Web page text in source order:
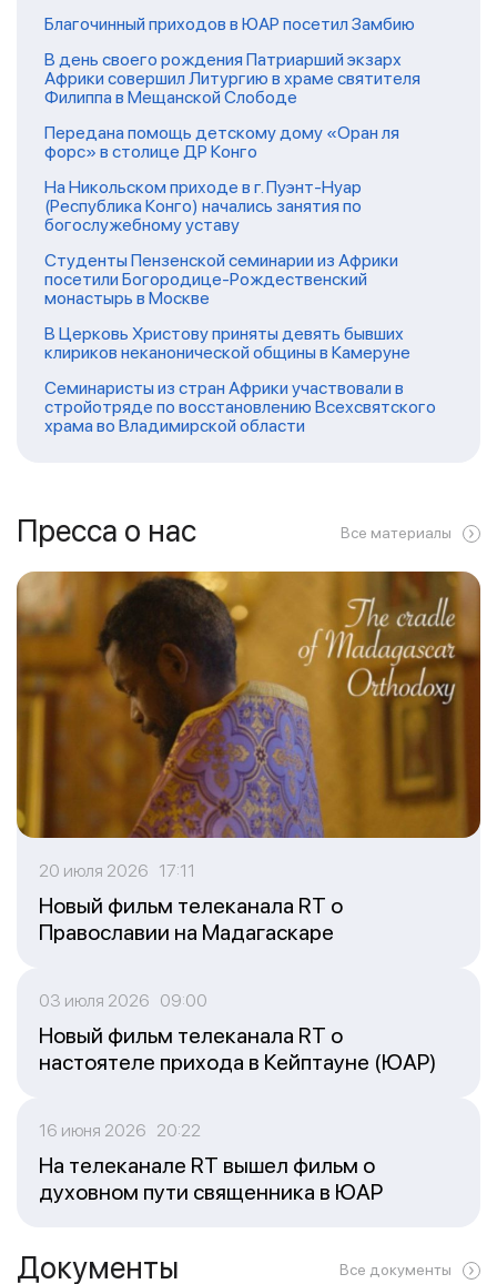
Благочинный приходов в ЮАР посетил Замбию
В день своего рождения Патриарший экзарх
Африки совершил Литургию в храме святителя
Филиппа в Мещанской Слободе
Передана помощь детскому дому «Оран ля
форс» в столице ДР Конго
На Никольском приходе в г. Пуэнт-Нуар
(Республика Конго) начались занятия по
богослужебному уставу
Студенты Пензенской семинарии из Африки
посетили Богородице-Рождественский
монастырь в Москве
В Церковь Христову приняты девять бывших
клириков неканонической общины в Камеруне
Семинаристы из стран Африки участвовали в
стройотряде по восстановлению Всехсвятского
храма во Владимирской области
Пресса о нас Все материалы
20 июля 2026 17:11
Новый фильм телеканала RT о
Православии на Мадагаскаре
03 июля 2026 09:00
Новый фильм телеканала RT о
настоятеле прихода в Кейптауне (ЮАР)
16 июня 2026 20:22
На телеканале RT вышел фильм о
духовном пути священника в ЮАР
Документы Все документы